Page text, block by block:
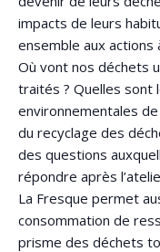
impacts de leurs
ensemble aux
Où vont nos déchets
traités ? Quelles sont
environnementales
du recyclage des
des questions
répondre après
La Fresque permet
consommation de
prisme des déchets